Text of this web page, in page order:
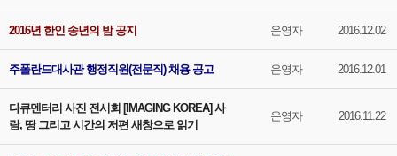
2016년 한인 송년의 밤 공지 운영자 2016.12.02
주폴란드대사관 행정직원(전문직) 채용 공고 운영자 2016.12.01
다큐멘터리 사진 전시회 [IMAGING KOREA] 사
람, 땅 그리고 시간의 저편 새창으로 읽기
운영자 2016.11.22